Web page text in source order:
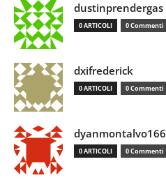
dustinprendergas
0 ARTICOLI 0 Commenti
dxifrederick
0 ARTICOLI 0 Commenti
dyanmontalvo166
0 ARTICOLI 0 Commenti